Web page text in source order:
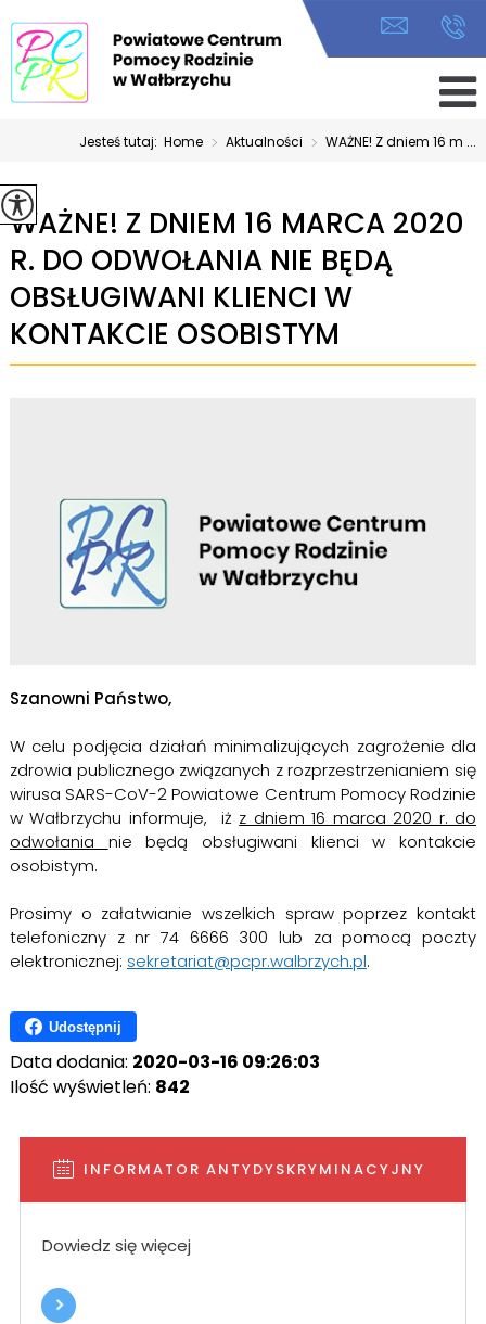
Jesteś tutaj:Home > Aktualności > WAŻNE! Z dniem 16 m ...
WAŻNE! Z DNIEM 16 MARCA 2020
R. DO ODWOŁANIA NIE BĘDĄ
OBSŁUGIWANI KLIENCI W
KONTAKCIE OSOBISTYM
Szanowni Państwo,
W celu podjęcia działań minimalizujących zagrożenie dla
zdrowia publicznego związanych z rozprzestrzenianiem się
wirusa SARS-CoV-2 Powiatowe Centrum Pomocy Rodzinie
w Wałbrzychu informuje, iż z dniem 16 marca 2020 r. do
odwołania nie będą obsługiwani klienci w kontakcie
osobistym.
Prosimy o załatwianie wszelkich spraw poprzez kontakt
telefoniczny z nr 74 6666 300 lub za pomocą poczty
elektronicznej: sekretariat@pcpr.walbrzych.pl.
Udostępnij
Data dodania: 2020-03-16 09:26:03
Ilość wyświetleń: 842
INFORMATOR ANTYDYSKRYMINACYJNY
Dowiedz się więcej